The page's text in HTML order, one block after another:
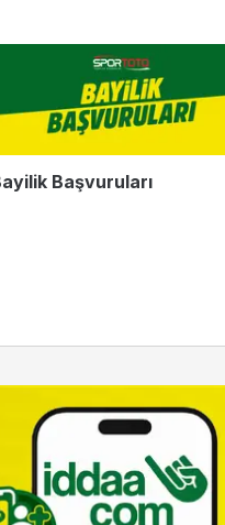
Başvuruları